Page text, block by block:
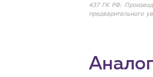
437 ГК РФ.
предварительного